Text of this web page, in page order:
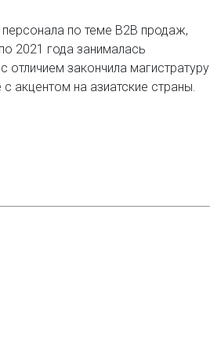
персонала по теме В2В продаж,
2021 года занималась
закончила магистратуру
акцентом на азиатские страны.